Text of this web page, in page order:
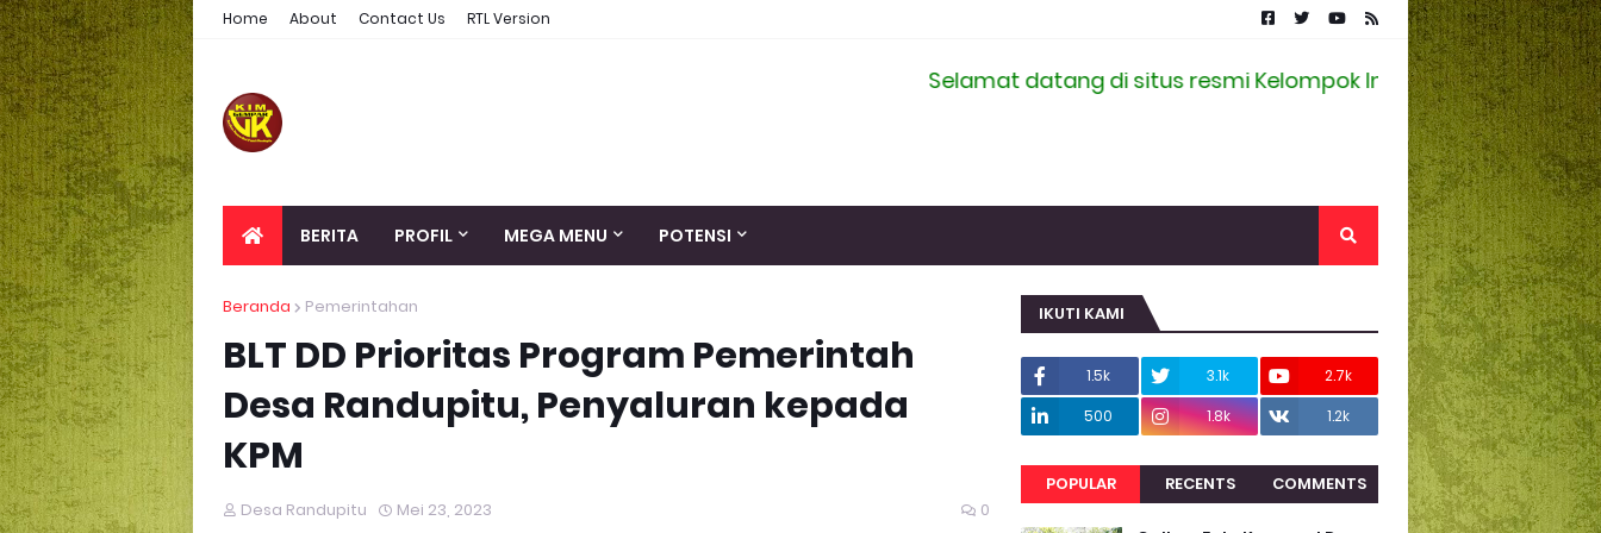
Home About Contact Us RTL Version
Selamat datang di situs resmi Kelompok Informasi Masyarakat Desa
BERITA PROFIL MEGA MENU POTENSI
Beranda Pemerintahan
BLT DD Prioritas Program Pemerintah
Desa Randupitu, Penyaluran kepada
KPM
Desa Randupitu Mei 23, 2023 0
IKUTI KAMI
1.5k 3.1k
2.7k
500
1.8k 1.2k
POPULAR RECENTS COMMENTS